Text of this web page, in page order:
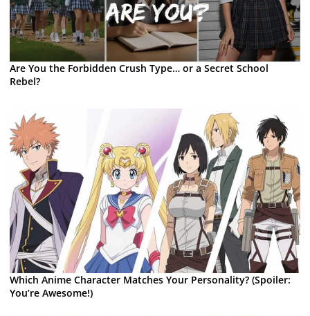
Are You the Forbidden Crush Type… or a Secret School
Rebel?
Which Anime Character Matches Your Personality? (Spoiler:
You’re Awesome!)